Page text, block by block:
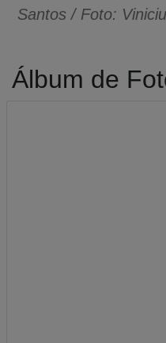
Santos / Foto:
Álbum de